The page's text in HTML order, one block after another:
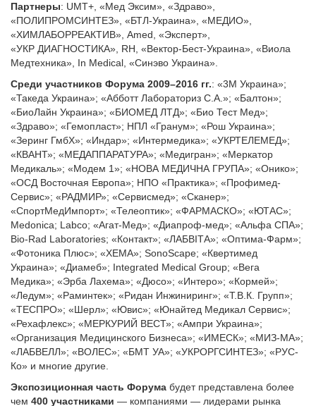
Партнеры: UMT+, «Мед Эксим», «Здраво»,
«ПОЛИПРОМСИНТЕЗ», «БТЛ-Украина», «МЕДИО»,
«ХИМЛАБОРРЕАКТИВ», Аmed, «Эксперт»,
«УКР ДИАГНОСТИКА», RH, «Вектор-Бест-Украина», «Виола
Медтехника», In Medical, «Синэво Украина».
Среди участников Форума 2009–2016 гг.: «3М Украина»;
«Такеда Украина»; «Абботт Лабораториз С.А.»; «Балтон»;
«БиоЛайн Украина»; «БИОМЕД ЛТД»; «Био Тест Мед»;
«Здраво»; «Гемопласт»; НПЛ «Гранум»; «Рош Украина»;
«Зеринг ГмбХ»; «Индар»; «Интермедика»; «УКРТЕЛЕМЕД»;
«КВАНТ»; «МЕДАППАРАТУРА»; «Медигран»; «Меркатор
Медикаль»; «Модем 1»; «НОВА МЕДИЧНА ГРУПА»; «Онико»;
«ОСД Восточная Европа»; НПО «Практика»; «Профимед-
Сервис»; «РАДМИР»; «Сервисмед»; «Сканер»;
«СпортМедИмпорт»; «Телеоптик»; «ФАРМАСКО»; «ЮТАС»;
Medonica; Labco; «Агат-Мед»; «Диапроф-мед»; «Альфа СПА»;
Bio-Rad Laboratories; «Контакт»; «ЛАБВІТА»; «Оптима-Фарм»;
«Фотоника Плюс»; «ХЕМА»; SonoScape; «Квертимед
Украина»; «Диамеб»; Integrated Medical Group; «Вега
Медика»; «Эрба Лахема»; «Дюсо»; «Интеро»; «Кормей»;
«Ледум»; «Раминтек»; «Ридан Инжиниринг»; «Т.В.К. Групп»;
«ТЕСПРО»; «Шерл»; «Ювис»; «Юнайтед Медикал Сервис»;
«Рехафлекс»; «МЕРКУРИЙ ВЕСТ»; «Ампри Украина»;
«Организация Медицинского Бизнеса»; «ИМЕСК»; «МИЗ-МА»;
«ЛАБВЕЛЛ»; «ВОЛЕС»; «БМТ УА»; «УКРОРГСИНТЕЗ»; «РУС-
Ко» и многие другие.
Экспозиционная часть Форума будет представлена более
чем 400 участниками — компаниями — лидерами рынка